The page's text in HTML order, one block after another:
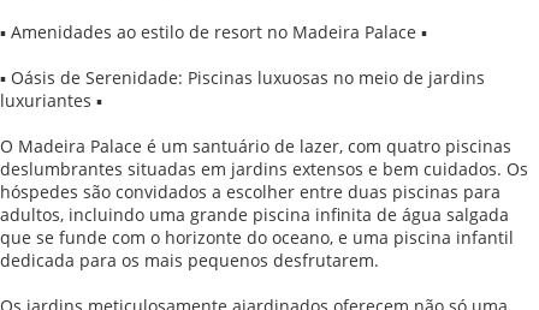
▪ Amenidades ao estilo de resort no Madeira Palace ▪
▪ Oásis de Serenidade: Piscinas luxuosas no meio de jardins
luxuriantes ▪
O Madeira Palace é um santuário de lazer, com quatro piscinas
deslumbrantes situadas em jardins extensos e bem cuidados. Os
hóspedes são convidados a escolher entre duas piscinas para
adultos, incluindo uma grande piscina infinita de água salgada
que se funde com o horizonte do oceano, e uma piscina infantil
dedicada para os mais pequenos desfrutarem.